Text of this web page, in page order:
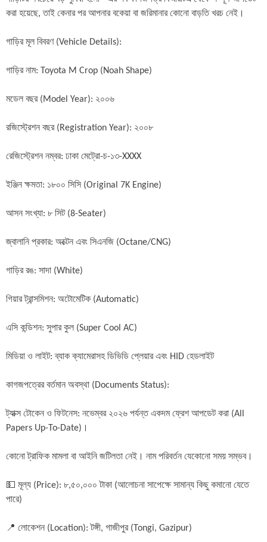
করা হয়েছে, তাই কেনার পর আপনার বকেয়া বা জরিমানার কোনো বাড়তি খরচ নেই।
গাড়ির মূল বিবরণ (Vehicle Details):
গাড়ির নাম: Toyota M Crop (Noah Shape)
মডেল বছর (Model Year): ২০০৬
রজিস্ট্রেশন বছর (Registration Year): ২০০৮
রেজিস্ট্রেশন নম্বর: ঢাকা মেট্রো-চ-১৩-XXXX
ইঞ্জিন ক্ষমতা: ১৮০০ সিসি (Original 7K Engine)
আসন সংখ্যা: ৮ সিট (8-Seater)
জ্বালানি প্রকার: অক্টেন এবং সিএনজি (Octane/CNG)
গাড়ির রঙ: সাদা (White)
গিয়ার ট্রান্সমিশন: অটোমেটিক (Automatic)
এসি কন্ডিশন: সুপার কুল (Super Cool AC)
মিডিয়া ও লাইট: ব্যাক ক্যামেরাসহ ডিভিডি প্লেয়ার এবং HID হেডলাইট
কাগজপত্রের বর্তমান অবস্থা (Documents Status):
ট্যাক্স টোকেন ও ফিটনেস: নভেম্বর ২০২৬ পর্যন্ত একদম ফ্রেশ আপডেট করা (All
Papers Up-To-Date)।
কোনো ট্রাফিক মামলা বা আইনি জটিলতা নেই। নাম পরিবর্তন যেকোনো সময় সম্ভব।
💵 মূল্য (Price): ৮,৫০,০০০ টাকা (আলোচনা সাপেক্ষে সামান্য কিছু কমানো যেতে
পারে)
📍 লোকেশন (Location): টঙ্গী, গাজীপুর (Tongi, Gazipur)